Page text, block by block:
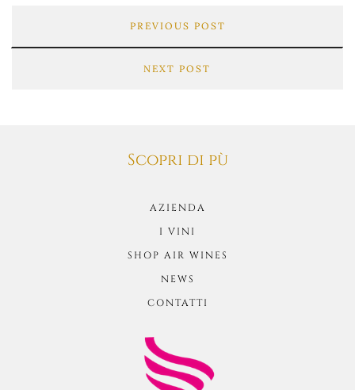
PREVIOUS POST
NEXT POST
Scopri di pù
AZIENDA
I VINI
SHOP AIR WINES
NEWS
CONTATTI